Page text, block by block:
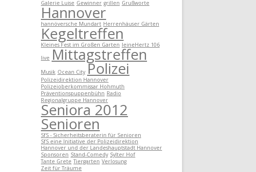
Galerie Luise Gewinner grillen Grußworte
Hannover
hannöversche Mundart Herrenhäuser Gärten
Kegeltreffen
Kleines Fest im Großen Garten leineHertz 106
live Mittagstreffen
Musik Ocean City Polizei
Polizeidirektion Hannover
Polizeioberkommissar Hohmuth
Präventionspuppenbühn Radio
Regionalgruppe Hannover
Seniora 2012
Senioren
SfS - Sicherheitsberaterin für Senioren
SfS eine Initiative der Polizeidirektion
Hannover und der Landeshauptstadt Hannover
Sponsoren Stand-Comedy Sylter Hof
Tante Grete Tiergarten Verlosung
Zeit für Träume